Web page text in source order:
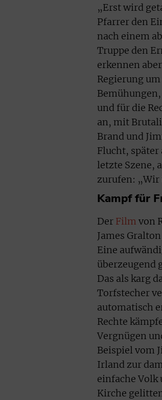
„Erst wird
Pfarrer den
nach einem
Truppe den
erkennen
Regierung
und für die
an, mit
Brand und
Flucht,
letzte Szene,
zurufen: „Wir
Kampf für
Der Film von
James
Eine
überzeugend
Das als karg
Torfstecher
automatisch
Rechte
Vergnügen
Beispiel vom
Irland zur
einfache Volk
Kirche